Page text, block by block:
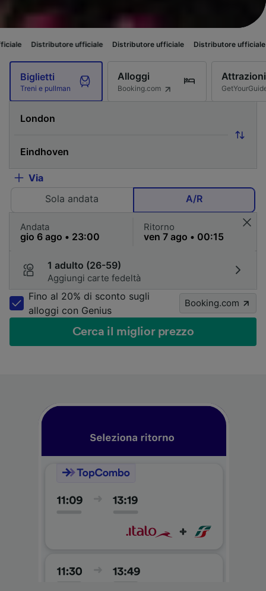
ufficiale Distributore ufficiale Distributore ufficiale Distributore
Biglietti
Treni e pullman
Alloggi
Booking.com
Attrazioni
Via
Sola andata
A/R
Andata Ritorno
1 adulto (26-59)
Aggiungi carte fedeltà
Fino al 20% di sconto sugli
alloggi con Genius
Booking.com
Cerca il miglior prezzo